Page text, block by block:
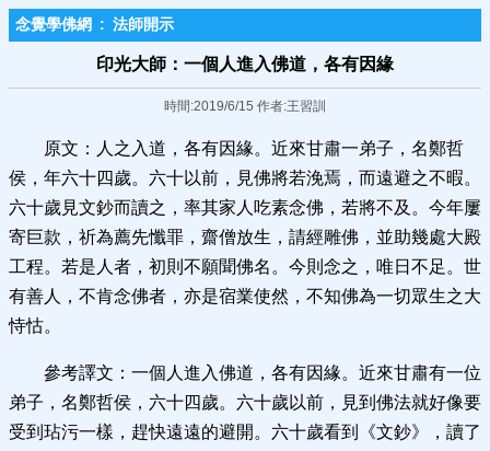
念覺學佛網 : 法師開示
印光大師：一個人進入佛道，各有因緣
時間:2019/6/15 作者:王習訓
原文：人之入道，各有因緣。近來甘肅一弟子，名鄭哲
侯，年六十四歲。六十以前，見佛將若浼焉，而遠避之不暇。
六十歲見文鈔而讀之，率其家人吃素念佛，若將不及。今年屢
寄巨款，祈為薦先懺罪，齋僧放生，請經雕佛，並助幾處大殿
工程。若是人者，初則不願聞佛名。今則念之，唯日不足。世
有善人，不肯念佛者，亦是宿業使然，不知佛為一切眾生之大
恃怙。
參考譯文：一個人進入佛道，各有因緣。近來甘肅有一位
弟子，名鄭哲侯，六十四歲。六十歲以前，見到佛法就好像要
受到玷污一樣，趕快遠遠的避開。六十歲看到《文鈔》，讀了